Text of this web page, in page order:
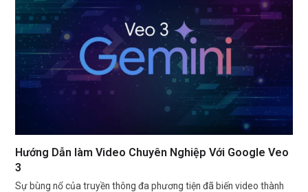
Hướng Dẫn làm Video Chuyên Nghiệp Với Google Veo
3
Sự bùng nổ của truyền thông đa phương tiện đã biến video thành